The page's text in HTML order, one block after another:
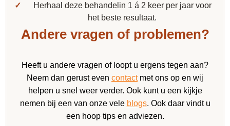
Herhaal deze behandelin 1 á 2 keer per jaar voor
het beste resultaat.
Andere vragen of problemen?
Heeft u andere vragen of loopt u ergens tegen aan?
Neem dan gerust even contactmet ons op en wij
helpen u snel weer verder. Ook kunt u een kijkje
nemen bij een van onze vele blogs. Ook daar vindt u
een hoop tips en adviezen.